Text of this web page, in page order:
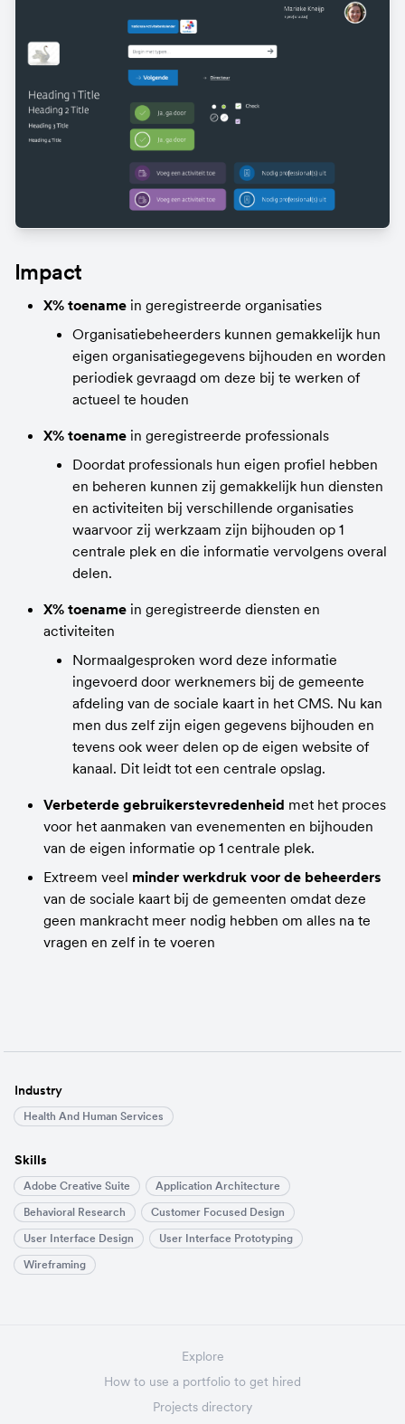
Impact
X% toename in geregistreerde organisaties
Organisatiebeheerders kunnen gemakkelijk hun
eigen organisatiegegevens bijhouden en worden
periodiek gevraagd om deze bij te werken of
actueel te houden
X% toename in geregistreerde professionals
Doordat professionals hun eigen profiel hebben
en beheren kunnen zij gemakkelijk hun diensten
en activiteiten bij verschillende organisaties
waarvoor zij werkzaam zijn bijhouden op 1
centrale plek en die informatie vervolgens overal
delen.
X% toename in geregistreerde diensten en
activiteiten
Normaalgesproken word deze informatie
ingevoerd door werknemers bij de gemeente
afdeling van de sociale kaart in het CMS. Nu kan
men dus zelf zijn eigen gegevens bijhouden en
tevens ook weer delen op de eigen website of
kanaal. Dit leidt tot een centrale opslag.
Verbeterde gebruikerstevredenheid met het proces
voor het aanmaken van evenementen en bijhouden
van de eigen informatie op 1 centrale plek.
Extreem veel
van de sociale kaart bij de gemeenten omdat deze
geen mankracht meer nodig hebben om alles na te
vragen en zelf in te voeren
Industry
Health And Human Services
Skills
Adobe Creative Suite
Application Architecture
Behavioral Research
Customer Focused Design
User Interface Design
User Interface Prototyping
Wireframing
Explore
How to use a portfolio to get hired
Projects directory